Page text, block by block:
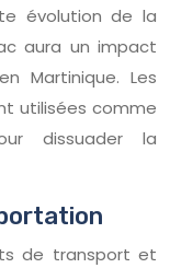
évolution de la
aura un impact
Martinique. Les
utilisées comme
dissuader la
de transport et